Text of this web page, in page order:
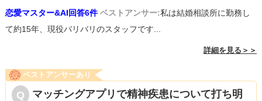
恋愛マスター&AI回答6件 ベストアンサー:私は結婚相談所に勤務し
て約15年、現役バリバリのスタッフです...
詳細を見る＞＞
ベストアンサーあり
マッチングアプリで精神疾患について打ち明